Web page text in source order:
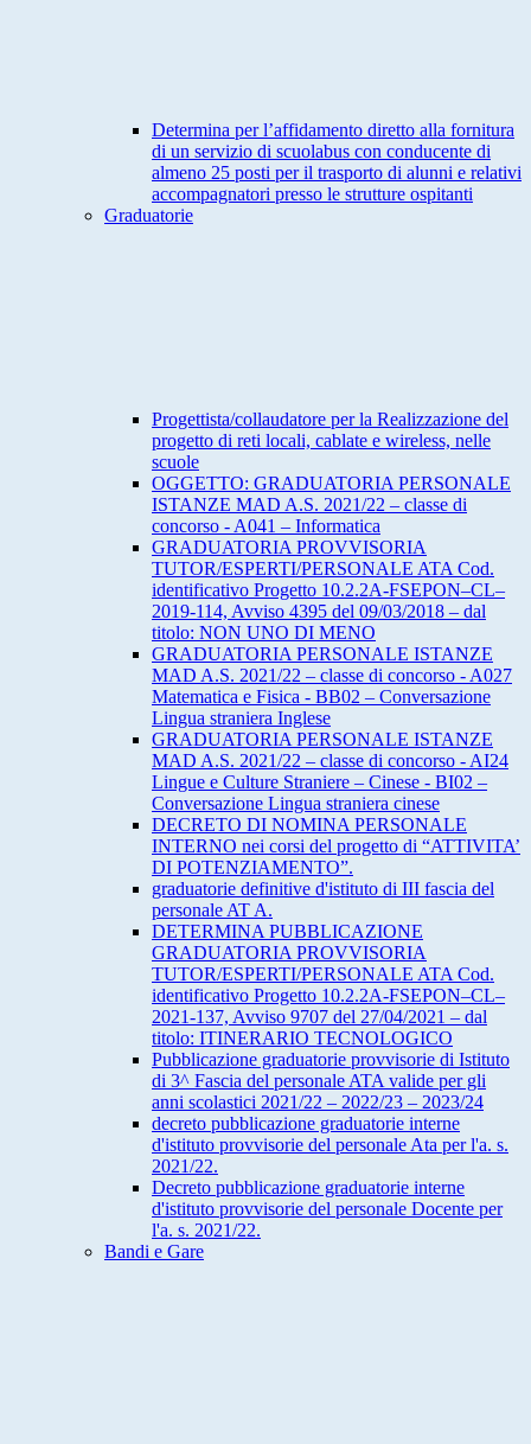
Determina per l’affidamento diretto alla fornitura
di un servizio di scuolabus con conducente di
almeno 25 posti per il trasporto di alunni e relativi
accompagnatori presso le strutture ospitanti
Graduatorie
Progettista/collaudatore per la Realizzazione del
progetto di reti locali, cablate e wireless, nelle
scuole
OGGETTO: GRADUATORIA PERSONALE
ISTANZE MAD A.S. 2021/22 – classe di
concorso - A041 – Informatica
GRADUATORIA PROVVISORIA
TUTOR/ESPERTI/PERSONALE ATA Cod.
identificativo Progetto 10.2.2A-FSEPON–CL–
2019-114, Avviso 4395 del 09/03/2018 – dal
titolo: NON UNO DI MENO
GRADUATORIA PERSONALE ISTANZE
MAD A.S. 2021/22 – classe di concorso - A027
Matematica e Fisica - BB02 – Conversazione
Lingua straniera Inglese
GRADUATORIA PERSONALE ISTANZE
MAD A.S. 2021/22 – classe di concorso - AI24
Lingue e Culture Straniere – Cinese - BI02 –
Conversazione Lingua straniera cinese
DECRETO DI NOMINA PERSONALE
INTERNO nei corsi del progetto di “ATTIVITA’
DI POTENZIAMENTO”.
graduatorie definitive d'istituto di III fascia del
personale AT A.
DETERMINA PUBBLICAZIONE
GRADUATORIA PROVVISORIA
TUTOR/ESPERTI/PERSONALE ATA Cod.
identificativo Progetto 10.2.2A-FSEPON–CL–
2021-137, Avviso 9707 del 27/04/2021 – dal
titolo: ITINERARIO TECNOLOGICO
Pubblicazione graduatorie provvisorie di Istituto
di 3^ Fascia del personale ATA valide per gli
anni scolastici 2021/22 – 2022/23 – 2023/24
decreto pubblicazione graduatorie interne
d'istituto provvisorie del personale Ata per l'a. s.
2021/22.
Decreto pubblicazione graduatorie interne
d'istituto provvisorie del personale Docente per
l'a. s. 2021/22.
Bandi e Gare